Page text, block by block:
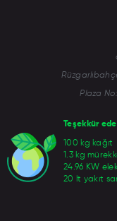
Teşekkür
100 kg kağıt
1.3 kg
24.96 KW
20 lt yakıt
Plaza